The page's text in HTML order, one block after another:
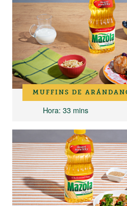
MUFFINS DE
Hora: 33 mins